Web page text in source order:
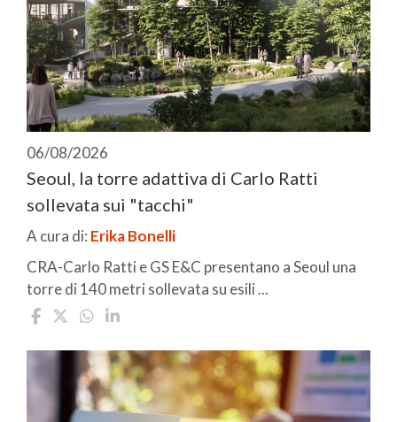
06/08/2026
Seoul, la torre adattiva di Carlo Ratti
sollevata sui "tacchi"
A cura di: Erika Bonelli
CRA-Carlo Ratti e GS E&C presentano a Seoul una
torre di 140 metri sollevata su esili ...